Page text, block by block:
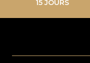
15 JOURS